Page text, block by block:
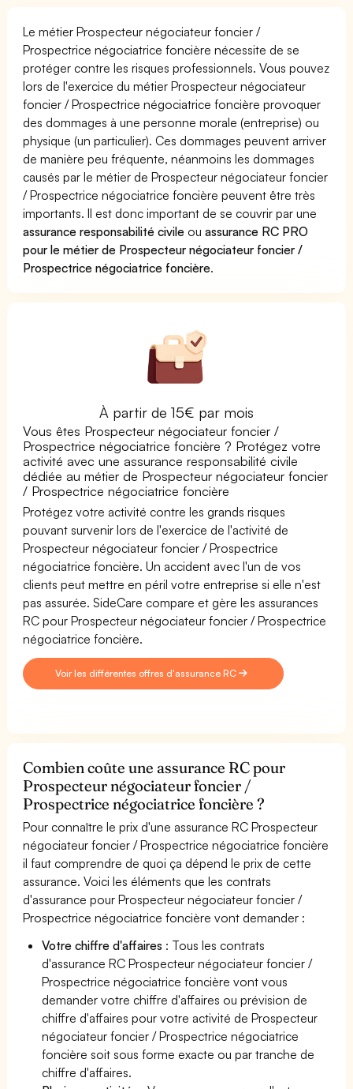
Le métier Prospecteur négociateur foncier /
Prospectrice négociatrice foncière nécessite de se
protéger contre les risques professionnels. Vous pouvez
lors de l'exercice du métier Prospecteur négociateur
foncier / Prospectrice négociatrice foncière provoquer
des dommages à une personne morale (entreprise) ou
physique (un particulier). Ces dommages peuvent arriver
de manière peu fréquente, néanmoins les dommages
causés par le métier de Prospecteur négociateur foncier
/ Prospectrice négociatrice foncière peuvent être très
importants. Il est donc important de se couvrir par une
assurance responsabilité civile ouassurance RC PRO
pour le métier de Prospecteur négociateur foncier /
Prospectrice négociatrice foncière.
À partir de 15€ par mois
Vous êtes Prospecteur négociateur foncier /
Prospectrice négociatrice foncière ? Protégez votre
activité avec une assurance responsabilité civile
dédiée au métier de Prospecteur négociateur foncier
/ Prospectrice négociatrice foncière
Protégez votre activité contre les grands risques
pouvant survenir lors de l'exercice de l'activité de
Prospecteur négociateur foncier / Prospectrice
négociatrice foncière. Un accident avec l'un de vos
clients peut mettre en péril votre entreprise si elle n'est
pas assurée. SideCare compare et gère les assurances
RC pour Prospecteur négociateur foncier / Prospectrice
négociatrice foncière.
Voir les différentes offres d'assurance RC
Combien coûte une assurance RC pour
Prospecteur négociateur foncier /
Prospectrice négociatrice foncière ?
Pour connaître le prix d'une assurance RC Prospecteur
négociateur foncier / Prospectrice négociatrice foncière
il faut comprendre de quoi ça dépend le prix de cette
assurance. Voici les éléments que les contrats
d'assurance pour Prospecteur négociateur foncier /
Prospectrice négociatrice foncière vont demander :
Votre chiffre d'affaires : Tous les contrats
d'assurance RC Prospecteur négociateur foncier /
Prospectrice négociatrice foncière vont vous
demander votre chiffre d'affaires ou prévision de
chiffre d'affaires pour votre activité de Prospecteur
négociateur foncier / Prospectrice négociatrice
foncière soit sous forme exacte ou par tranche de
chiffre d'affaires.